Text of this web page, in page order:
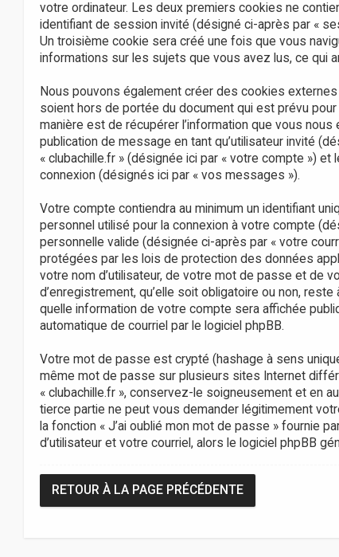
votre ordinateur. Les deux premiers cookies ne
identifiant de session invité (désigné ci-après par «
Un troisième cookie sera créé une fois que vous
informations sur les sujets que vous avez lus, ce qui
Nous pouvons également créer des cookies
soient hors de portée du document qui est prévu
manière est de récupérer l’information que vous
publication de message en tant qu’utilisateur invité
« clubachille.fr » (désignée ici par « votre compte »)
connexion (désignés ici par « vos messages »).
Votre compte contiendra au minimum un identifiant
personnel utilisé pour la connexion à votre compte
personnelle valide (désignée ci-après par « votre
protégées par les lois de protection des données
votre nom d’utilisateur, de votre mot de passe et de
d’enregistrement, qu’elle soit obligatoire ou non,
quelle information de votre compte sera affichée
automatique de courriel par le logiciel phpBB.
Votre mot de passe est crypté (hashage à sens
même mot de passe sur plusieurs sites Internet
« clubachille.fr », conservez-le soigneusement et en
tierce partie ne peut vous demander légitimement
la fonction « J’ai oublié mon mot de passe » fournie
d’utilisateur et votre courriel, alors le logiciel phpBB
RETOUR À LA PAGE PRÉCÉDENTE